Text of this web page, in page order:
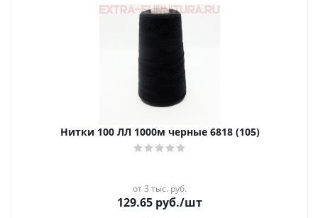
Нитки 100 ЛЛ 1000м черные 6818 (105)
от 3 тыс. руб.
129.65 руб./шт